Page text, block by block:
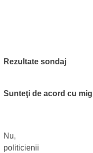
Rezultate sondaj
Sunteţi de acord cu
Nu,
politicienii